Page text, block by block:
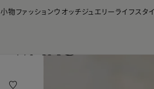
小物 ファッションウオッチジュエリー ライフスタ